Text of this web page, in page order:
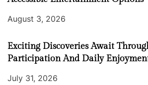
August 3, 2026
Exciting Discoveries Await
Participation And Daily
July 31, 2026